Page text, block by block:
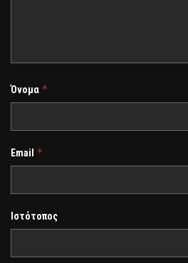
Όνομα *
Email *
Ιστότοπος